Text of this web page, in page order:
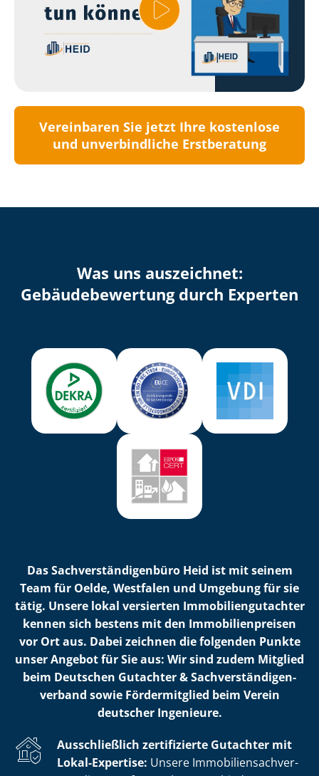
Vereinbaren Sie jetzt Ihre kostenlose
und unverbindliche Erstberatung
Was uns auszeichnet:
Ge­bäu­de­be­wer­tung durch Experten
Das Sach­ver­stän­di­gen­bü­ro Heid ist mit seinem
Team für Oelde, Westfalen und Umgebung für sie
tätig. Unsere lokal versierten Im­mo­bi­li­en­gut­ach­ter
kennen sich bestens mit den Im­mo­bi­li­en­prei­sen
vor Ort aus. Dabei zeichnen die folgenden Punkte
unser Angebot für Sie aus: Wir sind zudem Mitglied
beim Deutschen Gutachter & Sach­ver­stän­di­gen­
ver­band sowie Fördermitglied beim Verein
deutscher Ingenieure.
Ausschließlich zertifizierte Gutachter mit
Lokal-Expertise: Unsere Im­mo­bi­li­en­sach­ver­